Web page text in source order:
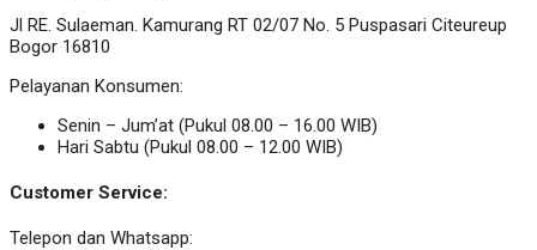
Jl RE. Sulaeman. Kamurang RT 02/07 No. 5 Puspasari Citeureup
Bogor 16810
Pelayanan Konsumen:
Senin – Jum’at (Pukul 08.00 – 16.00 WIB)
Hari Sabtu (Pukul 08.00 – 12.00 WIB)
Customer Service:
Telepon dan Whatsapp: